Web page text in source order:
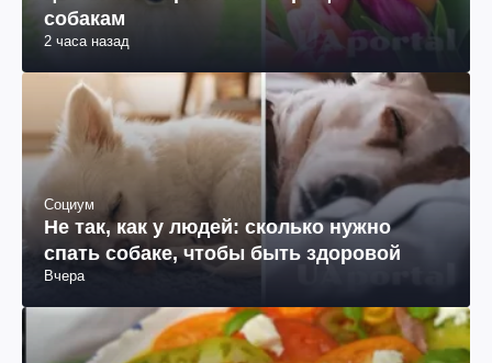
собакам
2 часа назад
Социум
Не так, как у людей: сколько нужно
спать собаке, чтобы быть здоровой
Вчера